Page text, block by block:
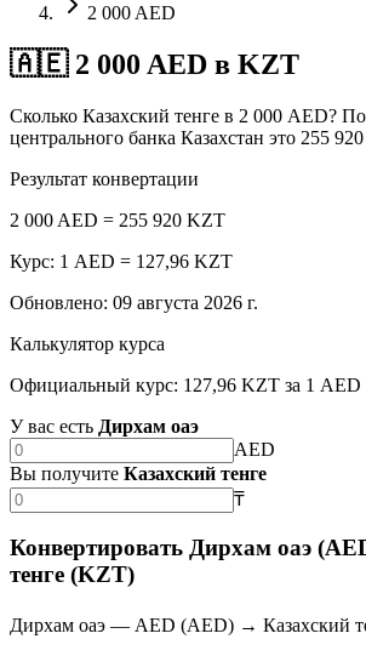
2 000 AED
🇦🇪 2 000 AED в KZT
Сколько Казахский тенге в 2 000 AED?
центрального банка Казахстан это 255
Результат конвертации
2 000 AED = 255 920 KZT
Курс: 1 AED = 127,96 KZT
Обновлено: 09 августа 2026 г.
Калькулятор курса
Официальный курс: 127,96 KZT за 1 AED
У вас есть Дирхам оаэ
AED
Вы получите Казахский тенге
₸
Конвертировать Дирхам оаэ
тенге (KZT)
Дирхам оаэ — AED (AED) → Казахский